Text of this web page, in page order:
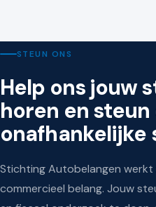
STEUN ONS
Help ons jouw
horen en steun
onafhankelijke
Stichting Autobelangen
commercieel belang. Jouw